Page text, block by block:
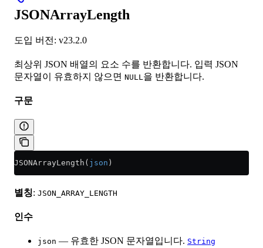
JSONArrayLength
도입 버전: v23.2.0
최상위 JSON 배열의 요소 수를 반환합니다. 입력 JSON
문자열이 유효하지 않으면 NULL을 반환합니다.
구문
JSONArrayLength( json )
별칭: JSON_ARRAY_LENGTH
인수
json — 유효한 JSON 문자열입니다. String